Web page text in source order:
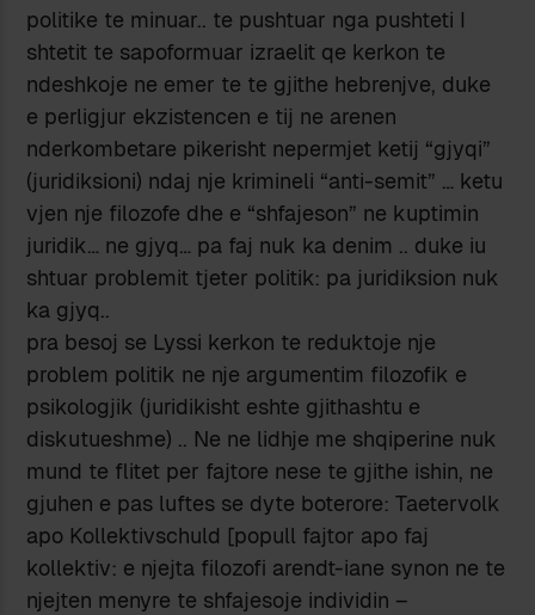
politike te minuar.. te pushtuar nga pushteti I
shtetit te sapoformuar izraelit qe kerkon te
ndeshkoje ne emer te te gjithe hebrenjve, duke
e perligjur ekzistencen e tij ne arenen
nderkombetare pikerisht nepermjet ketij “gjyqi”
(juridiksioni) ndaj nje krimineli “anti-semit” … ketu
vjen nje filozofe dhe e “shfajeson” ne kuptimin
juridik… ne gjyq… pa faj nuk ka denim .. duke iu
shtuar problemit tjeter politik: pa juridiksion nuk
ka gjyq..
pra besoj se Lyssi kerkon te reduktoje nje
problem politik ne nje argumentim filozofik e
psikologjik (juridikisht eshte gjithashtu e
diskutueshme) .. Ne ne lidhje me shqiperine nuk
mund te flitet per fajtore nese te gjithe ishin, ne
gjuhen e pas luftes se dyte boterore: Taetervolk
apo Kollektivschuld [popull fajtor apo faj
kollektiv: e njejta filozofi arendt-iane synon ne te
njejten menyre te shfajesoje individin –